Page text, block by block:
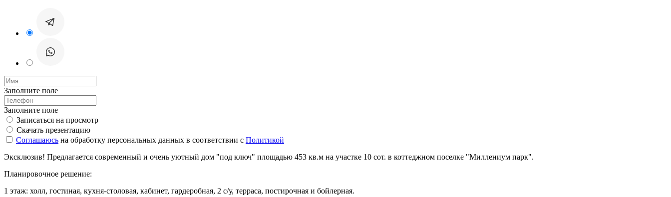
Заполните поле
Заполните поле
Записаться на просмотр
Скачать презентацию
Соглашаюсь на обработку персональных данных в соответствии с Политикой
Эксклюзив! Предлагается современный и очень уютный дом "под ключ" площадью 453 кв.м на участке 10 сот. в коттеджном поселке "Миллениум парк".
Планировочное решение:
1 этаж: холл, гостиная, кухня-столовая, кабинет, гардеробная, 2 с/у, терраса, постирочная и бойлерная.